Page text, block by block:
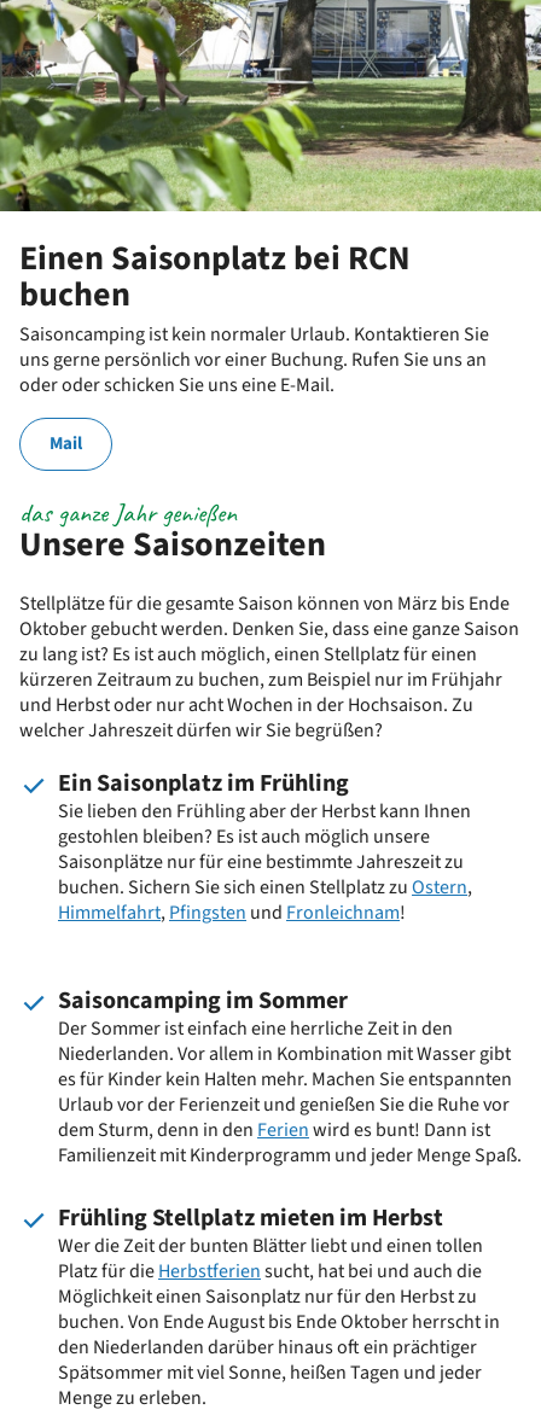
Einen Saisonplatz bei RCN
buchen
Saisoncamping ist kein normaler Urlaub. Kontaktieren Sie
uns gerne persönlich vor einer Buchung. Rufen Sie uns an
oder oder schicken Sie uns eine E-Mail.
Mail
Unsere Saisonzeiten
das ganze Jahr genießen
Stellplätze für die gesamte Saison können von März bis Ende
Oktober gebucht werden. Denken Sie, dass eine ganze Saison
zu lang ist? Es ist auch möglich, einen Stellplatz für einen
kürzeren Zeitraum zu buchen, zum Beispiel nur im Frühjahr
und Herbst oder nur acht Wochen in der Hochsaison. Zu
welcher Jahreszeit dürfen wir Sie begrüßen?
Ein Saisonplatz im Frühling
Sie lieben den Frühling aber der Herbst kann Ihnen
gestohlen bleiben? Es ist auch möglich unsere
Saisonplätze nur für eine bestimmte Jahreszeit zu
buchen. Sichern Sie sich einen Stellplatz zuOstern,
Himmelfahrt,Pfingsten und Fronleichnam!
Saisoncamping im Sommer
Der Sommer ist einfach eine herrliche Zeit in den
Niederlanden. Vor allem in Kombination mit Wasser gibt
es für Kinder kein Halten mehr. Machen Sie entspannten
Urlaub vor der Ferienzeit und genießen Sie die Ruhe vor
dem Sturm, denn in den Ferienwird es bunt! Dann ist
Familienzeit mit Kinderprogramm und jeder Menge Spaß.
Frühling Stellplatz mieten im Herbst
Wer die Zeit der bunten Blätter liebt und einen tollen
Platz für dieHerbstferiensucht, hat bei und auch die
Möglichkeit einen Saisonplatz nur für den Herbst zu
buchen. Von Ende August bis Ende Oktober herrscht in
den Niederlanden darüber hinaus oft ein prächtiger
Spätsommer mit viel Sonne, heißen Tagen und jeder
Menge zu erleben.